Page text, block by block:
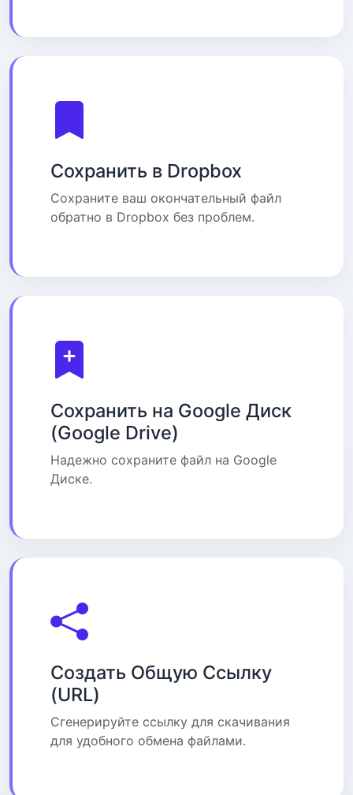
Сохранить в Dropbox
Сохраните ваш окончательный файл
обратно в Dropbox без проблем.
Сохранить на Google Диск
(Google Drive)
Надежно сохраните файл на Google
Диске.
Создать Общую Ссылку
(URL)
Сгенерируйте ссылку для скачивания
для удобного обмена файлами.